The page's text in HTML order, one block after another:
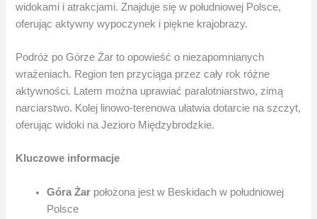
widokami i atrakcjami. Znajduje się w południowej Polsce,
oferując aktywny wypoczynek i piękne krajobrazy.
Podróż po Górze Żar to opowieść o niezapomnianych
wrażeniach. Region ten przyciąga przez cały rok różne
aktywności. Latem można uprawiać paralotniarstwo, zimą
narciarstwo. Kolej linowo-terenowa ułatwia dotarcie na szczyt,
oferując widoki na Jezioro Międzybrodzkie.
Kluczowe informacje
Góra Żar położona jest w Beskidach w południowej
Polsce